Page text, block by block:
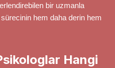
bir uzmanla
hem daha derin hem
Hangi